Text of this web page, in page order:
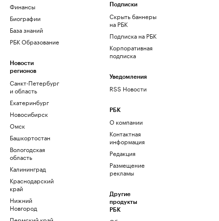
Финансы
Биографии
База знаний
РБК Образование
Новости
регионов
Санкт-Петербург
и область
Екатеринбург
Новосибирск
Омск
Башкортостан
Вологодская
область
Калининград
Краснодарский
край
Нижний
Новгород
Подписки
Скрыть баннеры
на РБК
Подписка на РБК
Корпоративная
подписка
Уведомления
RSS Новости
РБК
О компании
Контактная
информация
Редакция
Размещение
рекламы
Другие
продукты
РБК